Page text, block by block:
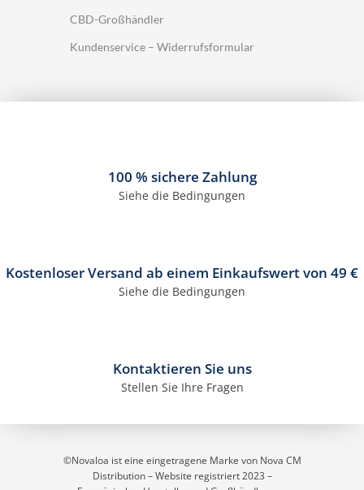
CBD-Großhändler
Kundenservice – Widerrufsformular
100 % sichere Zahlung
Siehe die Bedingungen
Kostenloser Versand ab einem Einkaufswert von 49 €
Siehe die Bedingungen
Kontaktieren Sie uns
Stellen Sie Ihre Fragen
©Novaloa ist eine eingetragene Marke von Nova CM
Distribution – Website registriert 2023 –